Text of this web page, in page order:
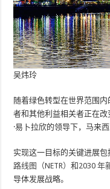
吴炜玲
随着绿色转型在世界范围
者和其他利益相关者正在
·易卜拉欣的领导下，马来
实现这一目标的关键进展包
路线图（NETR）和 2030 年
导体发展战略。